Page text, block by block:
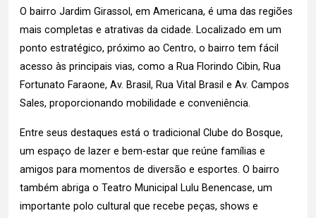
O bairro Jardim Girassol, em Americana, é uma das regiões
mais completas e atrativas da cidade. Localizado em um
ponto estratégico, próximo ao Centro, o bairro tem fácil
acesso às principais vias, como a Rua Florindo Cibin, Rua
Fortunato Faraone, Av. Brasil, Rua Vital Brasil e Av. Campos
Sales, proporcionando mobilidade e conveniência.
Entre seus destaques está o tradicional Clube do Bosque,
um espaço de lazer e bem-estar que reúne famílias e
amigos para momentos de diversão e esportes. O bairro
também abriga o Teatro Municipal Lulu Benencase, um
importante polo cultural que recebe peças, shows e